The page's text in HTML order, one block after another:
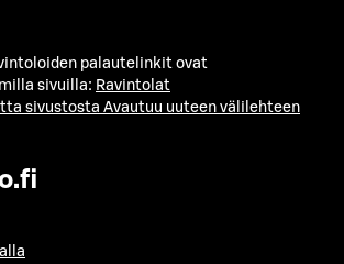
palautelinkit ovat
sivuilla: Ravintolat
sivustosta Avautuu uuteen välilehteen